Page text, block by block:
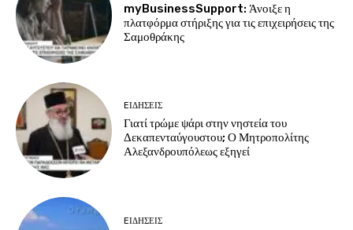
myBusinessSupport: Άνοιξε η
πλατφόρμα στήριξης για τις επιχειρήσεις της
Σαμοθράκης
EΙΔΗΣΕΙΣ
Γιατί τρώμε ψάρι στην νηστεία του
Δεκαπενταύγουστου; Ο Μητροπολίτης
Αλεξανδρουπόλεως εξηγεί
EΙΔΗΣΕΙΣ